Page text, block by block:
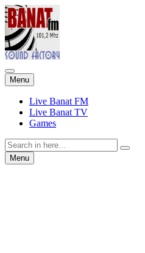
Menu Skip
to
content
Live Banat FM
Live Banat TV
Games
Search
for:Menu Skip
to